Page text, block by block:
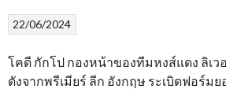
22/06/2024
โคดี กักโป กองหน้าของทีมหงส์แดง ลิเ
ดังจากพรีเมียร์ ลีก อังกฤษ ระเบิดฟอร์ม